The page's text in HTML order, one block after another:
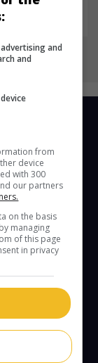
and
and
from
device
with 300
our partners
on the basis
managing
of this page
in privacy